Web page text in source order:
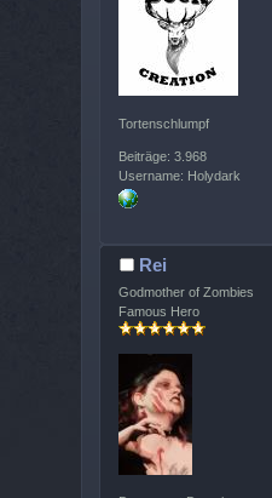
Tortenschlumpf
Beiträge: 3.968
Username: Holydark
Rei
Godmother of Zombies
Famous Hero